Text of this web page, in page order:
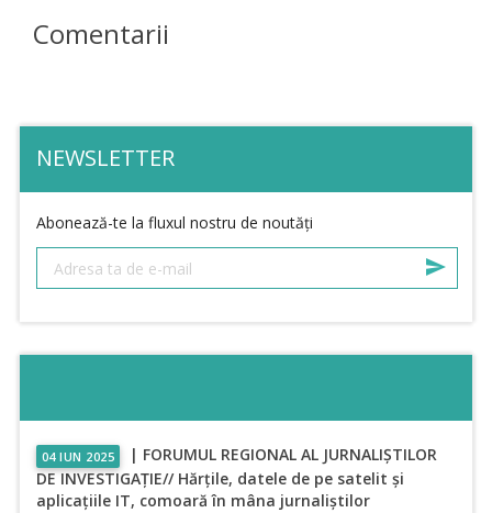
Comentarii
NEWSLETTER
Abonează-te la fluxul nostru de noutăți
04 IUN 2025
| FORUMUL REGIONAL AL JURNALIȘTILOR
DE INVESTIGAȚIE// Hărțile, datele de pe satelit și
aplicațiile IT, comoară în mâna jurnaliștilor